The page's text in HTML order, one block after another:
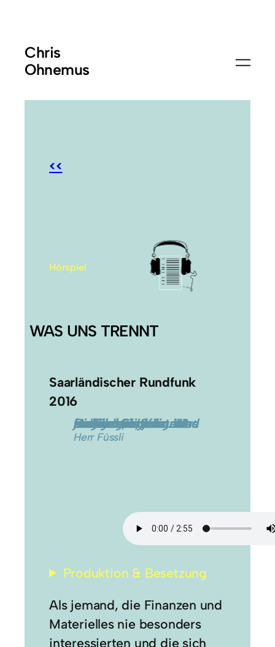
Chris
Ohnemus
<<
Hörspiel
WAS UNS TRENNT
Saarländischer Rundfunk
2016
Und ich sage immer: Regeln wir’s friedlich, intelligent und gemeinsam. Und am Ende muss stehen: So, jetzt ist jedem geholfen. Was meinen Sie?
Herr Füssli
Produktion & Besetzung
Als jemand, die Finanzen und
Materielles nie besonders
interessierten und die sich